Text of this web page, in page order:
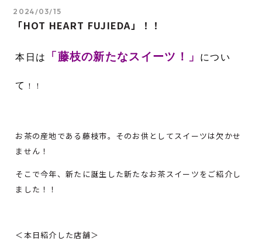
2024/03/15
「HOT HEART FUJIEDA」！！
本 日は 「藤枝の新たなスイーツ！ 」 につい
て ！！
お茶の産地である藤枝市。そのお供としてスイーツは欠かせ
ません！
そこで今年、新たに誕生した新たなお茶スイーツをご紹介し
ました！！
＜本日紹介した店舗＞